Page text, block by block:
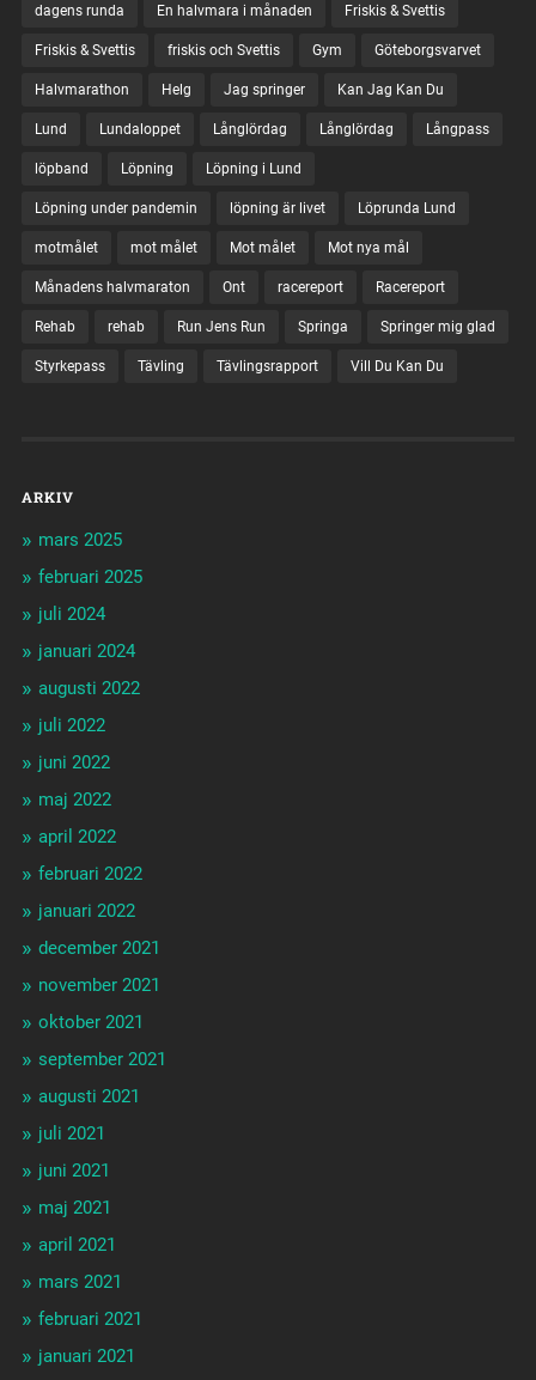
dagens runda En halvmara i månaden Friskis & Svettis
Friskis & Svettis friskis och Svettis Gym Göteborgsvarvet
Halvmarathon Helg Jag springer Kan Jag Kan Du
Lund Lundaloppet Långlördag Långlördag Långpass
löpband Löpning Löpning i Lund
Löpning under pandemin löpning är livet Löprunda Lund
motmålet mot målet Mot målet Mot nya mål
Månadens halvmaraton Ont racereport Racereport
Rehab rehab Run Jens Run Springa Springer mig glad
Styrkepass Tävling Tävlingsrapport Vill Du Kan Du
ARKIV
mars 2025
februari 2025
juli 2024
januari 2024
augusti 2022
juli 2022
juni 2022
maj 2022
april 2022
februari 2022
januari 2022
december 2021
november 2021
oktober 2021
september 2021
augusti 2021
juli 2021
juni 2021
maj 2021
april 2021
mars 2021
februari 2021
januari 2021